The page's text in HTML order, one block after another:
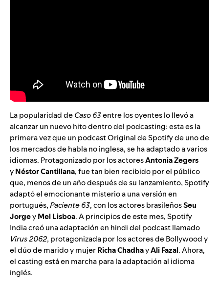
La popularidad deCaso 63entre los oyentes lo llevó a
alcanzar un nuevo hito dentro del podcasting: esta es la
primera vez que un podcast Original de Spotify de uno de
los mercados de habla no inglesa, se ha adaptado a varios
idiomas. Protagonizado por los actoresAntonia Zegers
yNéstor Cantillana, fue tan bien recibido por el público
que, menos de un año después de su lanzamiento,Spotify
adaptó el emocionante misterioa una versión en
portugués,Paciente 63, con los actores brasileñosSeu
JorgeyMel Lisboa. A principios de este mes, Spotify
India creó una adaptación en hindi del podcast llamado
Virus 2062, protagonizada por los actores de Bollywood y
el dúo de marido y mujerRicha ChadhayAli Fazal. Ahora,
el casting está en marcha para la adaptación al idioma
inglés.